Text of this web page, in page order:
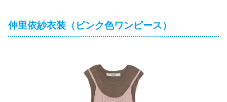
仲里依紗衣装（ピンク色ワンピース）